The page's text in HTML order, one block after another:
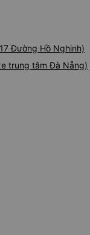
cả app Vexere và
mang lại trải
Đường Hồ Nghinh)
trung tâm Đà Nẵng)